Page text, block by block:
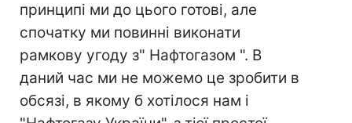
принципі ми до цього готові, але
спочатку ми повинні виконати
рамкову угоду з" Нафтогазом ". В
даний час ми не можемо це зробити в
обсязі, в якому б хотілося нам і